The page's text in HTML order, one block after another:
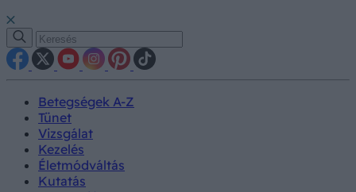
Betegségek A-Z
Tünet
Vizsgálat
Kezelés
Életmódváltás
Kutatás